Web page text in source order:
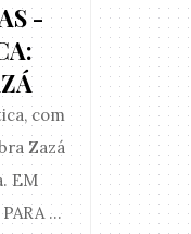
-
com
Zazá
EM
...